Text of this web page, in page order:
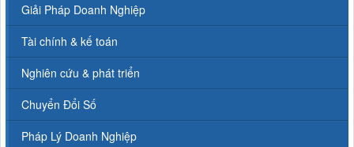
Giải Pháp Doanh Nghiệp
Tài chính & kế toán
Nghiên cứu & phát triển
Chuyển Đổi Số
Pháp Lý Doanh Nghiệp